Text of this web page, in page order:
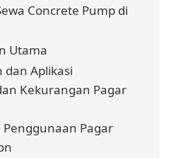
Concrete Pump di
Utama
dan Aplikasi
Kekurangan Pagar
Pagar